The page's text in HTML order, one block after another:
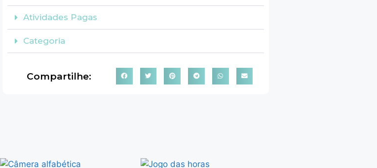
Atividades Pagas
Categoria
Compartilhe: